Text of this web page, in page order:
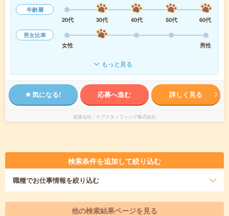
年齢層
20代
30代 40代 50代
60代
男女比率
女性
男性
もっと見る
気になる! 応募へ進む 詳しく見る
派遣会社 ケアスタッフィング株式会社
検索条件を追加して絞り込む
職種でお仕事情報を絞り込む
他の検索結果ページを見る